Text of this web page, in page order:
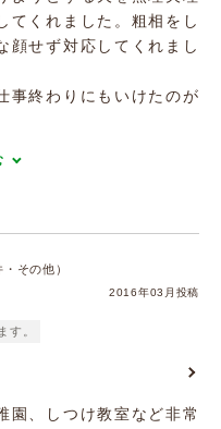
てくれました。粗相をし
顔せず対応してくれまし
事終わりにもいけたのが
その他）
2016年03月投稿
す。
園、しつけ教室など非常